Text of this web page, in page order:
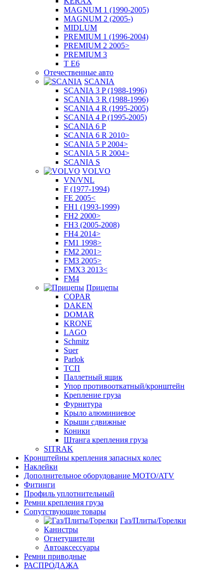
MAGNUM 1 (1990-2005)
MAGNUM 2 (2005-)
MIDLUM
PREMIUM 1 (1996-2004)
PREMIUM 2 2005>
PREMIUM 3
T E6
Отечественные авто
SCANIA
SCANIA 3 P (1988-1996)
SCANIA 3 R (1988-1996)
SCANIA 4 R (1995-2005)
SCANIA 4 P (1995-2005)
SCANIA 6 P
SCANIA 6 R 2010>
SCANIA 5 P 2004>
SCANIA 5 R 2004>
SCANIA S
VOLVO
VN/VNL
F (1977-1994)
FE 2005<
FH1 (1993-1999)
FH2 2000>
FH3 (2005-2008)
FH4 2014>
FM1 1998>
FM2 2001>
FM3 2005>
FMX3 2013<
FM4
Прицепы
COPAR
DAKEN
DOMAR
KRONE
LAGO
Schmitz
Suer
Parlok
ТСП
Паллетный ящик
Упор противооткатный/кронштейн
Крепление груза
Фурнитура
Крыло алюминиевое
Крыши сдвижные
Коники
Штанга крепления груза
SITRAK
Кронштейны крепления запасных колес
Наклейки
Дополнительное оборудование MOTO/ATV
Фитинги
Профиль уплотнительный
Ремни крепления груза
Сопутствующие товары
Газ/Плиты/Горелки
Канистры
Огнетушители
Автоаксессуары
Ремни приводные
РАСПРОДАЖА